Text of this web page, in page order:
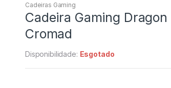
Cadeiras Gaming
Cadeira Gaming
Cromad
Disponibilidade: Esgotado